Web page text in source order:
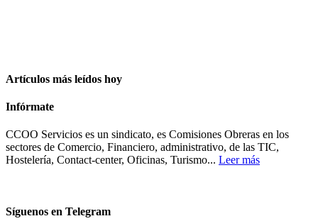
Artículos más leídos hoy
Infórmate
CCOO Servicios es un sindicato, es Comisiones Obreras en los
sectores de Comercio, Financiero, administrativo, de las TIC,
Hostelería, Contact-center, Oficinas, Turismo... Leer más
Síguenos en Telegram